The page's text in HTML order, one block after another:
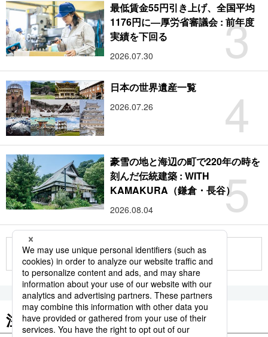
3
最低賃金55円引き上げ、全国平均
1176円に―厚労省審議会 : 前年度
実績を下回る
2026.07.30
4
日本の世界遺産一覧
2026.07.26
5
豪雪の地と海辺の町で220年の時を
刻んだ伝統建築 : WITH
KAMAKURA（鎌倉・長谷）
2026.08.04
もっと見る
注目のキーワード